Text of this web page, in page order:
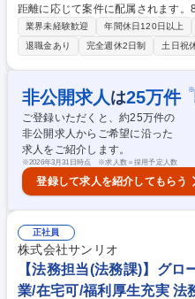
距離に応じて案件に配属されます
的には上流工程や要件定義に携わ
アになることが可能です。 ★未経験エンジニアを多数採用してきた実績あ
る育成プログラムで安心/入社後の
T基礎研修で、「ITの基礎知識から
か月目以降：配属先でチームの一
2年目：小規模機能の設計・開発・
件定義・設計）やチームリーダーに挑戦可能 募集職種 東京
Tエンジニア】2026年10月1日入社
業界未経験歓迎 年間休日120日以上
退職金あり
完全週休2日制 土日祝
非公開求人 は25万件 ※
ご登録いただくと、約25万件の
非公開求人からご希望に沿った
求人をご紹介します。
※2026年3月31日時点 ※求人数＝採用予定人数
登録して求人を紹介してもらう
正社員
株式会社サンリオ
【法務担当(法務課)】グ
業/在宅可/福利厚生充実 法